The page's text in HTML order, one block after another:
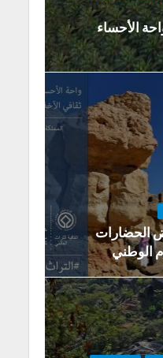
الأحساء
الحضارات
الوطني